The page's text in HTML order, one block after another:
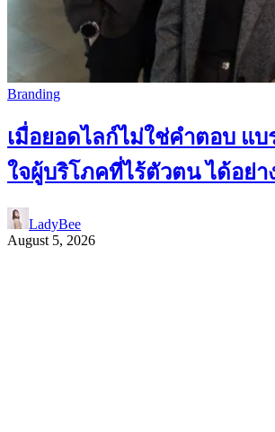
Branding
เมื่อยอดไลก์ไม่ใช่คำตอบ แ
ใจผู้บริโภคที่ไร้ตัวตน ได้อย่า
LadyBee
August 5, 2026